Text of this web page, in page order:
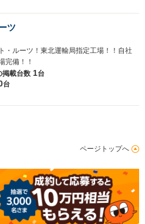
ツ
・ルーツ！東北運輸局指定工場！！自社
完備！！
掲載台数 1台
台
ページトップへ